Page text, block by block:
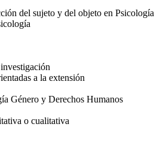
del sujeto y del objeto en Psicología
a la extensión
Género y Derechos Humanos
o cualitativa